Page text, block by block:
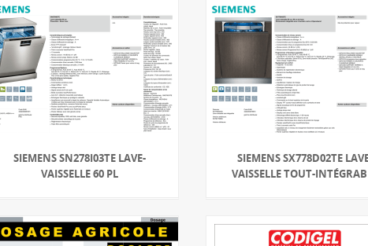
SIEMENS SN278I03TE LAVE-
VAISSELLE 60 PL
SIEMENS SX778D02TE
VAISSELLE TOUT-